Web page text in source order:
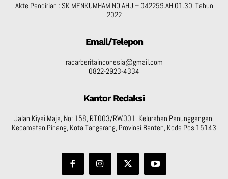
Akte Pendirian : SK MENKUMHAM NO AHU – 042259.AH.01.30. Tahun
2022
Email/Telepon
radarberitaindonesia@gmail.com
0822-2923-4334
Kantor Redaksi
Jalan Kiyai Maja, No: 158, RT.003/RW.001, Kelurahan Panunggangan,
Kecamatan Pinang, Kota Tangerang, Provinsi Banten, Kode Pos 15143